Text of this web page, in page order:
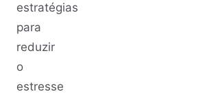
estratégias
para
reduzir
o
estresse